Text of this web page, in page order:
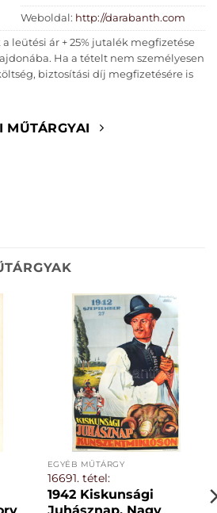
Weboldal: http://darabanth.com
leütési ár + 25% jutalék megfizetése
Ha a tételt nem személyesen
biztosítási díj megfizetésére is
MŰTÁRGYAI
EGYÉB MŰTÁRGY
16691. tétel:
1942 Kiskunsági